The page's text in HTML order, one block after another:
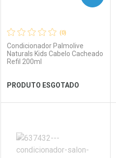
Ver Desconto Convênio
(0)
Condicionador Palmolive
Naturals Kids Cabelo Cacheado
Refil 200ml
PRODUTO ESGOTADO
Laboratório
Por Menos